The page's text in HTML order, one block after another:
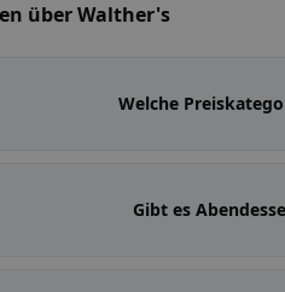
über Walther's
Welche
Gibt es